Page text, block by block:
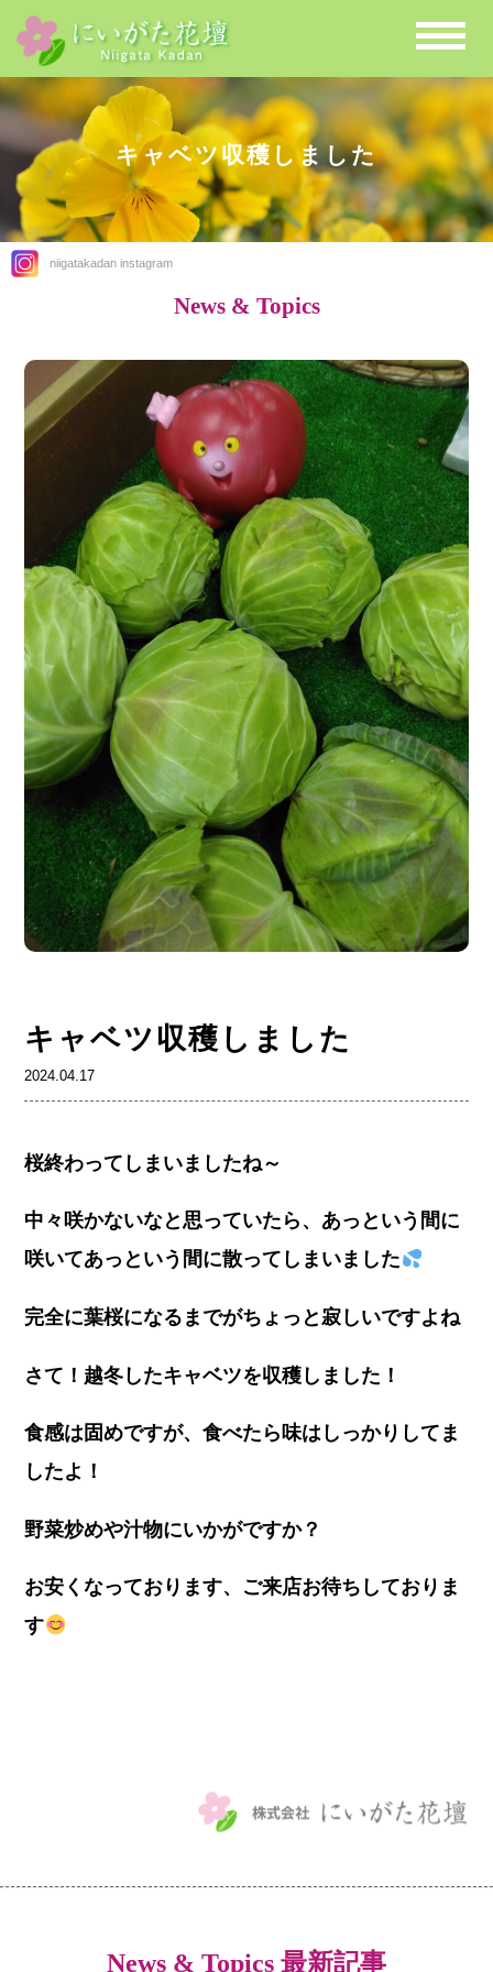
niigatakadan instagram
キャベツ収穫しました
News & Topics
キャベツ収穫しました
2024.04.17
桜終わってしまいましたね～
中々咲かないなと思っていたら、あっという間に
咲いてあっという間に散ってしまいました
完全に葉桜になるまでがちょっと寂しいですよね
さて！越冬したキャベツを収穫しました！
食感は固めですが、食べたら味はしっかりしてま
したよ！
野菜炒めや汁物にいかがですか？
お安くなっております、ご来店お待ちしておりま
す
News & Topics 最新記事